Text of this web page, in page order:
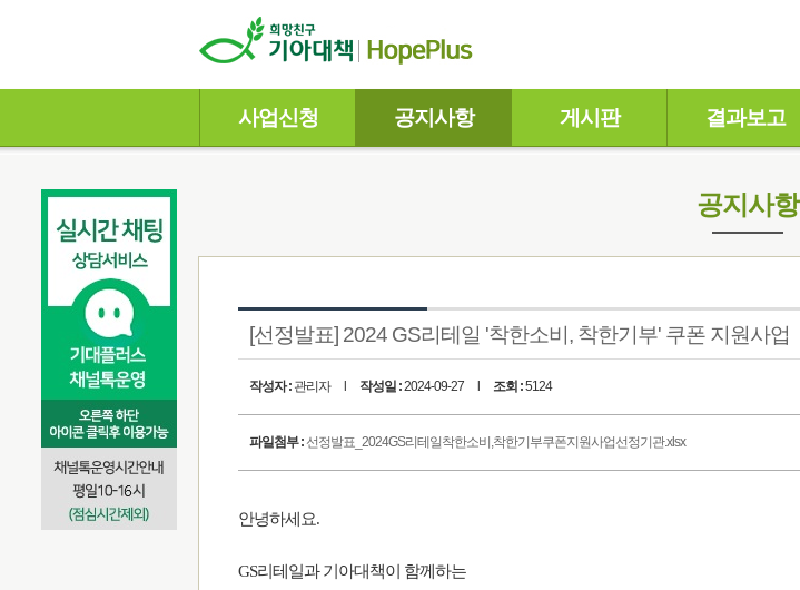
사업신청 공지사항 게시판 결과보고
공지사항
[선정발표] 2024 GS리테일 '착한소비, 착한기부' 쿠폰 지원사업
작성자 : 관리자 작성일 :2024-09-27 조회 :5124
파일첨부 :선정발표_2024GS리테일착한소비,착한기부쿠폰지원사업선정기관.xlsx
안녕하세요.
GS리테일과 기아대책이 함께하는